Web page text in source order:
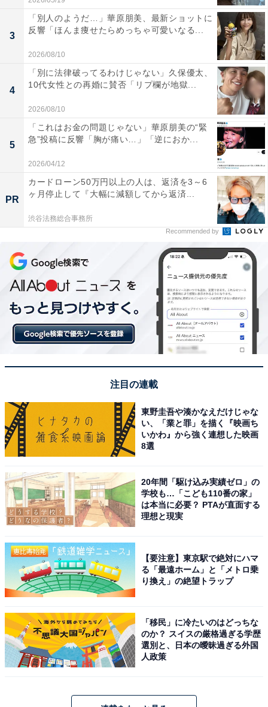
3
「別人のようだ…」華原朋美、最新ショットに
反響「ほんま痩せたらめっちゃ可愛いなる...
2026/08/10
4
「別に法律破ってるわけじゃない」久保優太、
10代女性との再婚に賛否「リプ欄が地獄...
2026/08/10
5
「これはお金の問題じゃない」華原朋美の“緊
急”投稿に反響「胸が痛い…」「逆におか...
2026/04/12
PR
カードローン50万円以上の人は、返済を3～6
ヶ月停止して『大幅に減額してから返済...
渋谷法務総合事務所
Recommended by
注目の連載
東野圭吾や湊かなえだけじゃな
い、「業と罪」を描く『映画ち
いかわ』から強く連想した映画
8選
20年間「駆け込み実績ゼロ」の
学校も…「こども110番の家」
は本当に必要？ PTAが直面する
理想と現実
【要注意】東京駅で絶対にハマ
る「最遠ホーム」と「メトロ乗
り換え」の絶望トラップ
「移民」に冷たいのはどっちな
のか？ スイスの厳格過ぎる学歴
選別と、日本の曖昧過ぎる外国
人政策